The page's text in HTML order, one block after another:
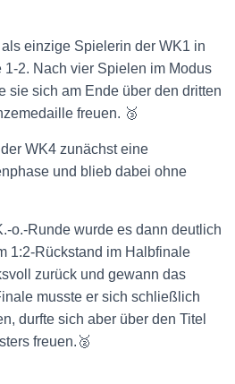
einzige Spielerin der WK1 in
2. Nach vier Spielen im Modus
sie sich am Ende über den dritten
freuen. 🥉
WK4 zunächst eine
und blieb dabei ohne
o.-Runde wurde es dann deutlich
1:2-Rückstand im Halbfinale
zurück und gewann das
musste er sich schließlich
durfte sich aber über den Titel
freuen.🥈